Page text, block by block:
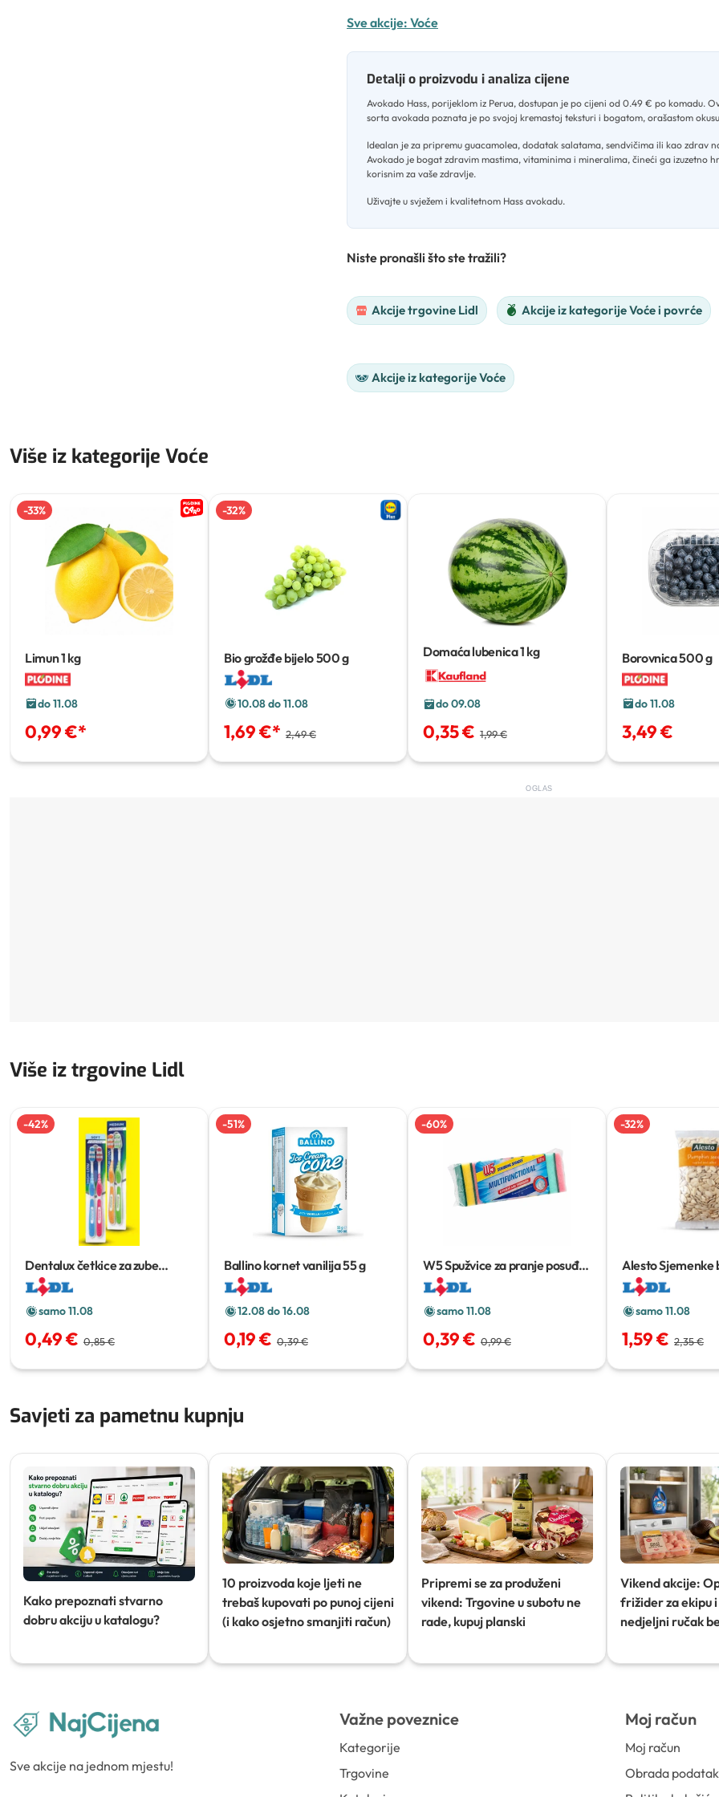
Sve akcije: Voće
Detalji o proizvodu i analiza cijene
Avokado Hass, porijeklom iz Perua, dostupan je po cijeni od 0.49 € po komadu.
sorta avokada poznata je po svojoj kremastoj teksturi i bogatom, orašastom okusu
Idealan je za pripremu guacamolea, dodatak salatama, sendvičima ili kao zdrav
Avokado je bogat zdravim mastima, vitaminima i mineralima, čineći ga izuzetno
korisnim za vaše zdravlje.
Uživajte u svježem i kvalitetnom Hass avokadu.
Niste pronašli što ste tražili?
Akcije trgovine Lidl Akcije iz kategorije Voće i povrće
Akcije iz kategorije Voće
Više iz kategorije Voće
-33%
Limun1 kg
do 11.08
0,99 €*
-32%
Bio grožđe bijelo500 g
10.08 do 11.08
1,69 €* 2,49 €
Domaća lubenica1 kg
do 09.08
0,35 € 1,99 €
Borovnica500 g
do 11.08
3,49 €
OGLAS
Više iz trgovine Lidl
-42%
Dentalux četkice za zube
classic2 kom
samo 11.08
0,49 € 0,85 €
-51%
Ballino kornet vanilija55 g
12.08 do 16.08
0,19 € 0,39 €
-60%
W5 Spužvice za pranje posuđa
10 kom
samo 11.08
0,39 € 0,99 €
-32%
Alesto Sjemenke
g
samo 11.08
1,59 € 2,35 €
Savjeti za pametnu kupnju
Kako prepoznati stvarno
dobru akciju u katalogu?
10 proizvoda koje ljeti ne
trebaš kupovati po punoj cijeni
(i kako osjetno smanjiti račun)
Pripremi se za produženi
vikend: Trgovine u subotu ne
rade, kupuj planski
Vikend akcije:
frižider za ekipu
nedjeljni ručak
Sve akcije na jednom mjestu!
Važne poveznice
Kategorije
Trgovine
Moj račun
Moj račun
Obrada